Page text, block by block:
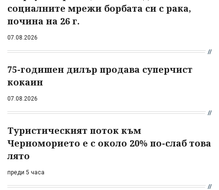
социалните мрежи борбата си с рака,
почина на 26 г.
07.08.2026
75-годишен дилър продава суперчист
кокаин
07.08.2026
Туристическият поток към
Черноморието е с около 20% по-слаб това
лято
преди 5 часа